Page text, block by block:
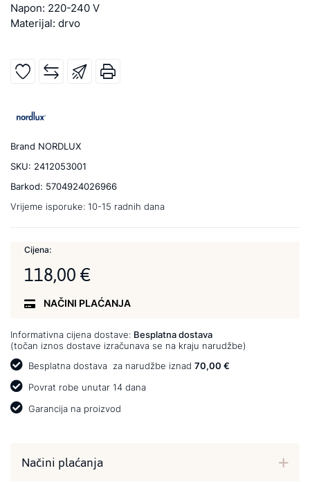
Napon: 220-240 V
Materijal: drvo
Brand NORDLUX
SKU: 2412053001
Barkod: 5704924026966
Vrijeme isporuke: 10-15 radnih dana
Cijena:
118,00 €
NAČINI PLAĆANJA
Informativna cijena dostave: Besplatna dostava
(točan iznos dostave izračunava se na kraju narudžbe)
Besplatna dostava za narudžbe iznad 70,00 €
Povrat robe unutar 14 dana
Garancija na proizvod
Načini plaćanja